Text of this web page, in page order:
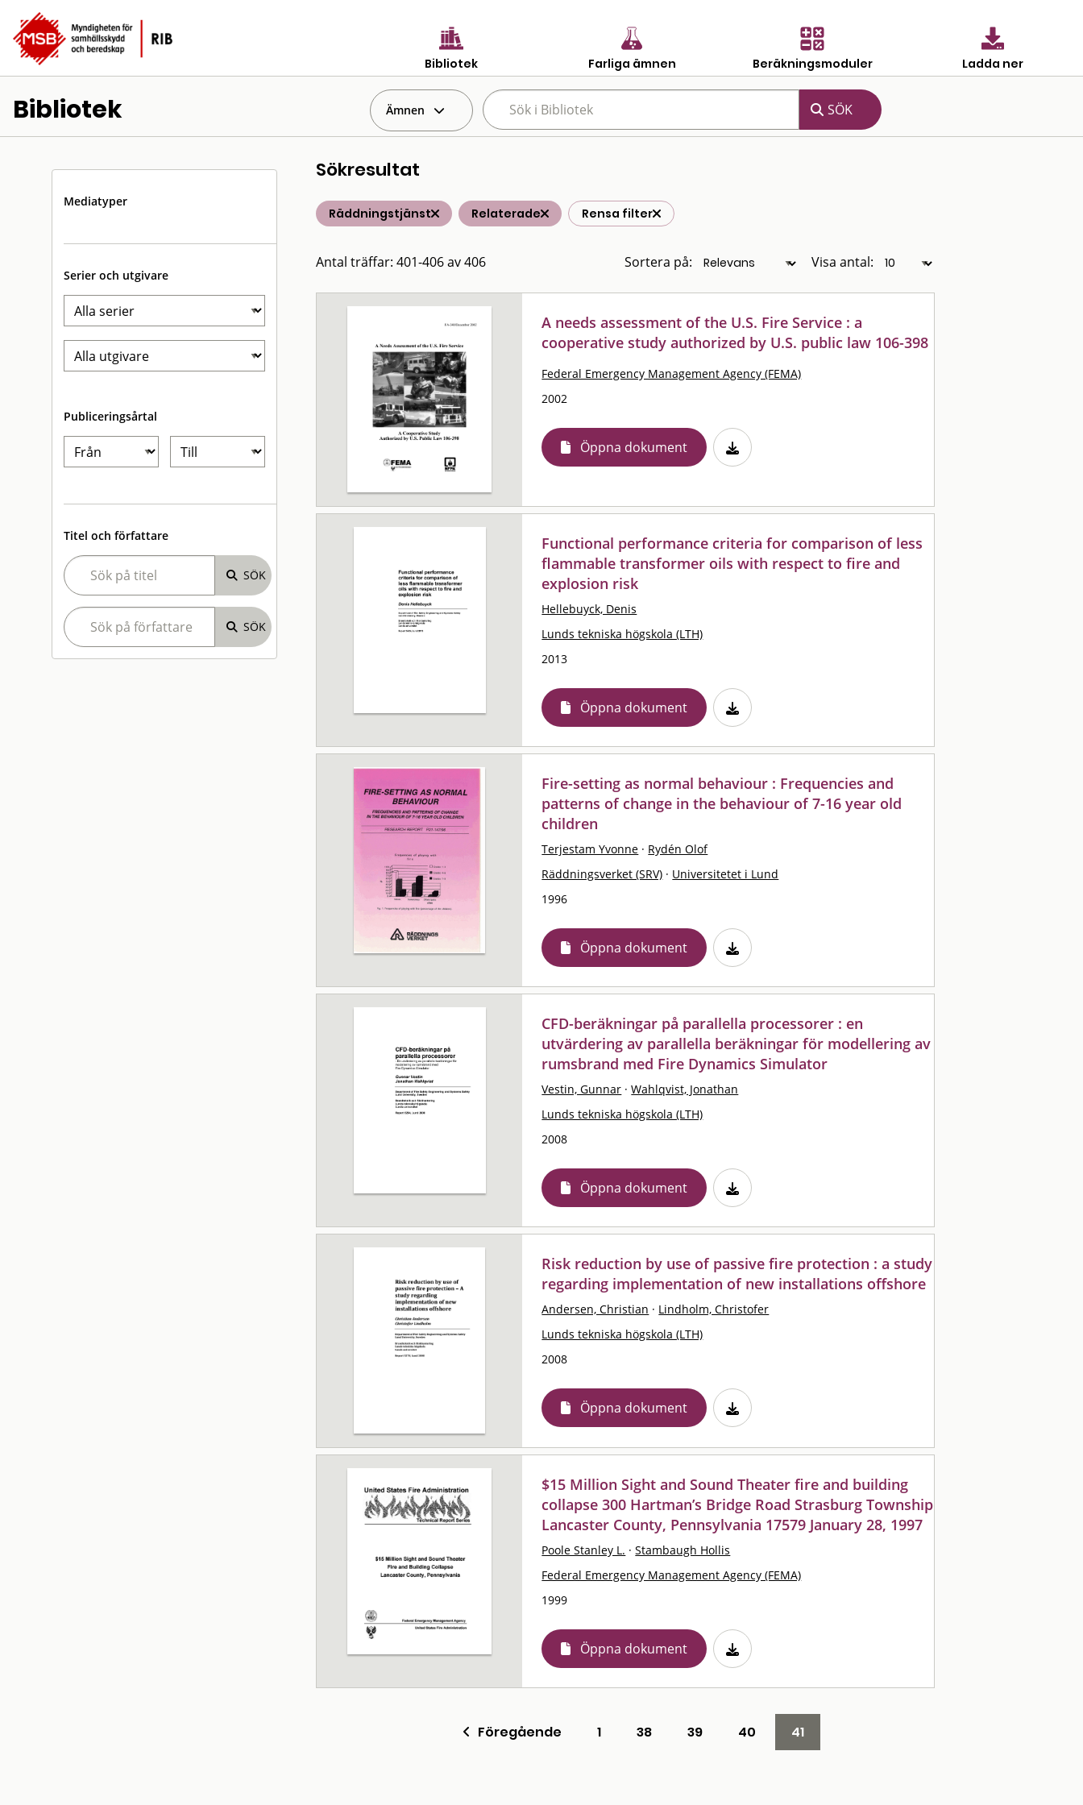
Bibliotek Farliga ämnen Beräkningsmoduler Ladda ner
Bibliotek Ämnen
Mediatyper
Serier och utgivare
Publiceringsårtal
Titel och författare
Sökresultat
Räddningstjänst Relaterade Rensa filter
Antal träffar: 401-406 av 406 Sortera på: Visa antal:
A needs assessment of the U.S. Fire Service : a
cooperative study authorized by U.S. public law 106-398
Federal Emergency Management Agency (FEMA)
2002
Öppna dokument
Functional performance criteria for comparison of less
flammable transformer oils with respect to fire and
explosion risk
Hellebuyck, Denis
Lunds tekniska högskola (LTH)
2013
Öppna dokument
Fire-setting as normal behaviour : Frequencies and
patterns of change in the behaviour of 7-16 year old
children
Terjestam Yvonne · Rydén Olof
Räddningsverket (SRV) · Universitetet i Lund
1996
Öppna dokument
CFD-beräkningar på parallella processorer : en
utvärdering av parallella beräkningar för modellering av
rumsbrand med Fire Dynamics Simulator
Vestin, Gunnar · Wahlqvist, Jonathan
Lunds tekniska högskola (LTH)
2008
Öppna dokument
Risk reduction by use of passive fire protection : a study
regarding implementation of new installations offshore
Andersen, Christian · Lindholm, Christofer
Lunds tekniska högskola (LTH)
2008
Öppna dokument
$15 Million Sight and Sound Theater fire and building
collapse 300 Hartman’s Bridge Road Strasburg Township
Lancaster County, Pennsylvania 17579 January 28, 1997
Poole Stanley L. · Stambaugh Hollis
Federal Emergency Management Agency (FEMA)
1999
Öppna dokument
Föregående 1 38 39 40 41